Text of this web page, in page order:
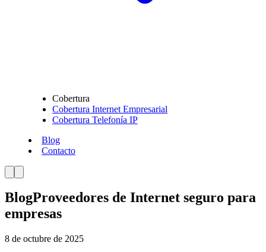
Cobertura
Cobertura Internet Empresarial
Cobertura Telefonía IP
Blog
Contacto
BlogProveedores de Internet seguro para
empresas
8 de octubre de 2025